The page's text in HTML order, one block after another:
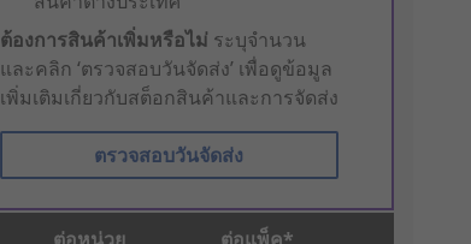
ต้องการสินค้าเพิ่มหรือไม่ ระบุจำนวน
และคลิก ‘ตรวจสอบวันจัดส่ง’ เพื่อดูข้อมูล
เพิ่มเติมเกี่ยวกับสต็อกสินค้าและการจัดส่ง
ตรวจสอบวันจัดส่ง